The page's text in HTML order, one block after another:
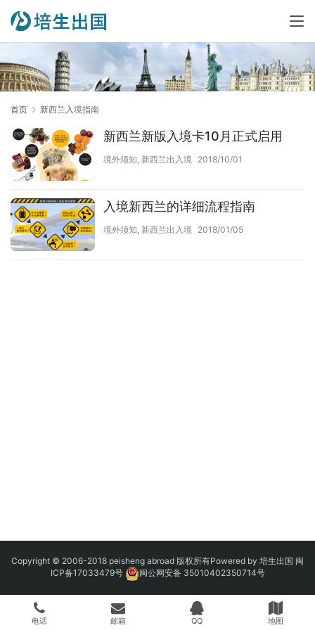
首页 新西兰入境指南
新西兰新版入境卡10月正式启用
境外须知, 新西兰出入境 2018/10/01
入境新西兰的详细流程指南
境外须知, 新西兰出入境 2018/01/05
Copyright © 2006-2018 peisheng abroad 版权所有Powered by 培生出国 闽
ICP备17033479号
闽公网安备 35010402350714号
电话 邮箱 QQ 地图